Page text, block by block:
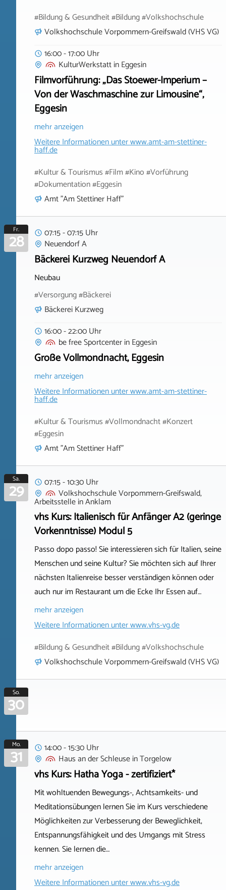
#Bildung & Gesundheit #Bildung #Volkshochschule
Volkshochschule Vorpommern-Greifswald (VHS VG)
16:00 - 17:00 Uhr
KulturWerkstattinEggesin
Filmvorführung: „Das Stoewer-Imperium –
Von der Waschmaschine zur Limousine“,
Eggesin
mehr anzeigen
Weitere Informationen unterwww.amt-am-stettiner-
haff.de
#Kultur & Tourismus #Film #Kino #Vorführung
#Dokumentation #Eggesin
Amt "Am Stettiner Haff"
Fr.
28
07:15 - 07:15 Uhr
Neuendorf A
Bäckerei Kurzweg Neuendorf A
Neubau
#Versorgung #Bäckerei
Bäckerei Kurzweg
16:00 - 22:00 Uhr
be free SportcenterinEggesin
Große Vollmondnacht, Eggesin
mehr anzeigen
Weitere Informationen unterwww.amt-am-stettiner-
haff.de
#Kultur & Tourismus #Vollmondnacht #Konzert
#Eggesin
Amt "Am Stettiner Haff"
Sa.
29
07:15 - 10:30 Uhr
Volkshochschule Vorpommern-Greifswald,
ArbeitsstelleinAnklam
vhs Kurs: Italienisch für Anfänger A2 (geringe
Vorkenntnisse) Modul 5
Passo dopo passo! Sie interessieren sich für Italien, seine
Menschen und seine Kultur? Sie möchten sich auf Ihrer
nächsten Italienreise besser verständigen können oder
auch nur im Restaurant um die Ecke Ihr Essen auf…
mehr anzeigen
Weitere Informationen unterwww.vhs-vg.de
#Bildung & Gesundheit #Bildung #Volkshochschule
Volkshochschule Vorpommern-Greifswald (VHS VG)
So.
30
Mo.
31
14:00 - 15:30 Uhr
Haus an der SchleuseinTorgelow
vhs Kurs: Hatha Yoga - zertifiziert*
Mit wohltuenden Bewegungs-, Achtsamkeits- und
Meditationsübungen lernen Sie im Kurs verschiedene
Möglichkeiten zur Verbesserung der Beweglichkeit,
Entspannungsfähigkeit und des Umgangs mit Stress
kennen. Sie lernen die…
mehr anzeigen
Weitere Informationen unterwww.vhs-vg.de